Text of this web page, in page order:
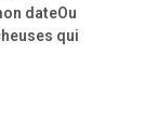
dateOu
qui